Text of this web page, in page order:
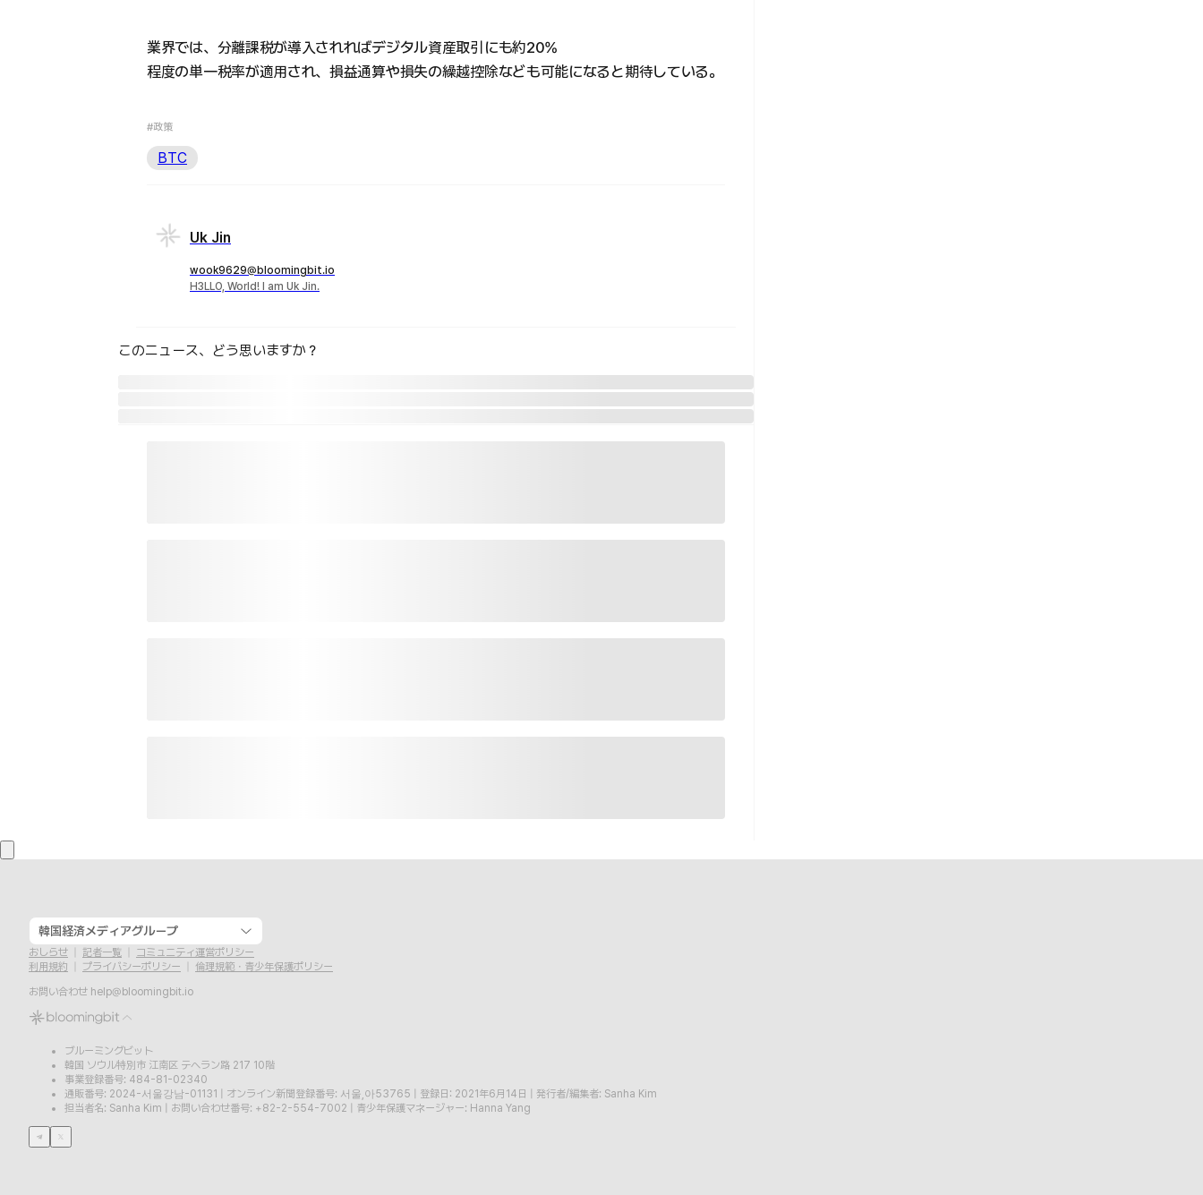
業界では、分離課税が導入されればデジタル資産取引にも約20%
程度の単一税率が適用され、損益通算や損失の繰越控除なども可能になると期待している。
#政策
BTC
Uk Jin
wook9629@bloomingbit.io
H3LLO, World! I am Uk Jin.
このニュース、どう思いますか？
韓国経済メディアグループ
おしらせ 記者一覧
コミュニティ運営ポリシー
利用規約
プライバシーポリシー
倫理規範・青少年保護ポリシー
お問い合わせ help@bloomingbit.io
ブルーミングビット
韓国 ソウル特別市 江南区 テヘラン路 217 10階
事業登録番号: 484-81-02340
通販番号: 2024-서울강남-01131
オンライン新聞登録番号: 서울,아53765 登録日: 2021年6月14日
発行者/編集者: Sanha Kim
担当者名: Sanha Kim
お問い合わせ番号: +82-2-554-7002 青少年保護マネージャー: Hanna Yang